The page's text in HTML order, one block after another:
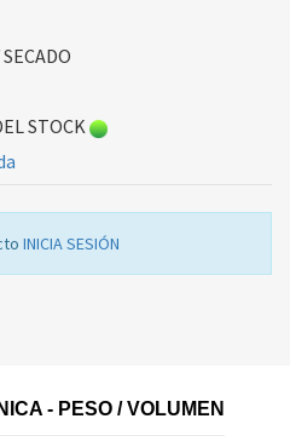
STOCK
INICIA SESIÓN
- PESO / VOLUMEN